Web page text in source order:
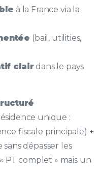
à la France via la
(bail, utilities,
clairdans le pays
unique :
fiscale principale) +
dépasser les
PT complet » mais un